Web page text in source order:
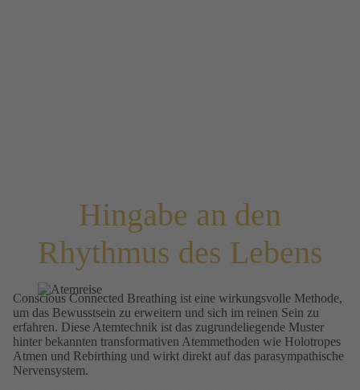
Hingabe an den
Rhythmus des Lebens
Conscious Connected Breathing ist eine wirkungsvolle Methode,
um das Bewusstsein zu erweitern und sich im reinen Sein zu
erfahren. Diese Atemtechnik ist das zugrundeliegende Muster
hinter bekannten transformativen Atemmethoden wie Holotropes
Atmen und Rebirthing und wirkt direkt auf das parasympathische
Nervensystem.